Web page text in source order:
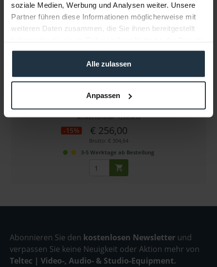
soziale Medien, Werbung und Analysen weiter. Unsere
Partner führen diese Informationen möglicherweise mit
weiteren Daten zusammen, die Sie ihnen bereitgestellt
gesammelt haben.
Alle zulassen
Anpassen
Wooden Camera Directors Monitor Cage v3
Universal Cage für Monitore bis 9"
Artikelnummer: 12283850
-15% € 256,00
Brutto: € 304,64
3-5 Werktage ab Bestellung
Abonnieren Sie den kostenlosen Newsletter und
verpassen Sie keine Neuigkeit oder Aktion mehr von
Teltec | Video-, Audio- & Studio-Equipment.